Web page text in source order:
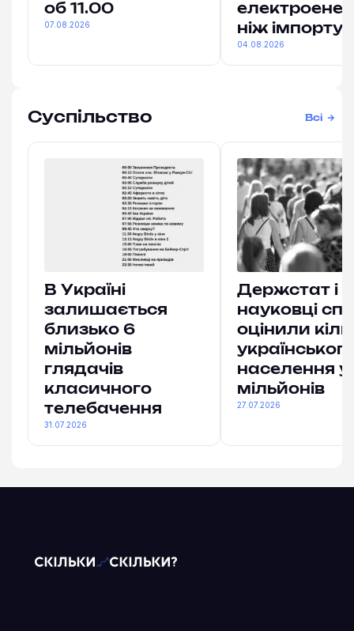
об 11.00
07.08.2026
ніж
04.08.2026
Суспільство Всі
В Україні
залишається
близько 6
мільйонів
глядачів
класичного
телебачення
31.07.2026
Держстат і
науковці
оцінили
населення у
мільйонів
27.07.2026